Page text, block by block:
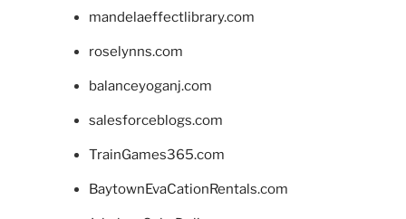
mandelaeffectlibrary.com
roselynns.com
balanceyoganj.com
salesforceblogs.com
TrainGames365.com
BaytownEvaCationRentals.com